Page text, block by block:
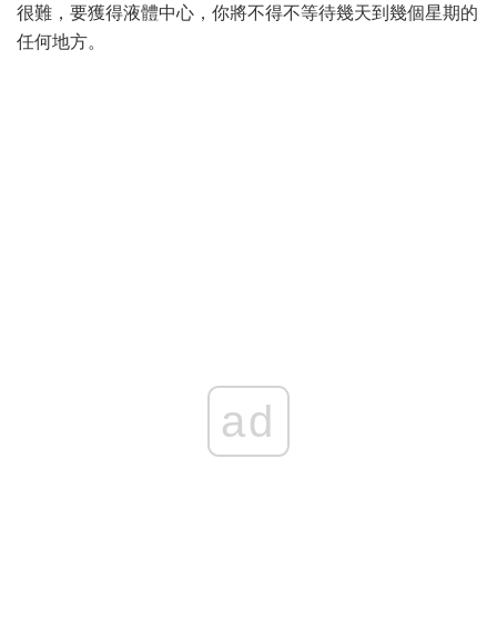
很難，要獲得液體中心，你將不得不等待幾天到幾個星期的
任何地方。
ad